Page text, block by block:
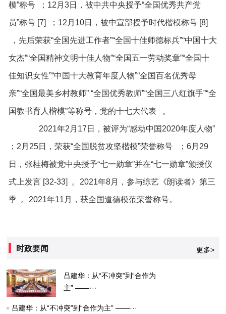
模”称号 ；12月3日，被中共中央授予“全国优秀共产党
员”称号 [7] ；12月10日，被中宣部授予时代楷模称号 [8]
，先后荣获“全国先进工作者”“全国十佳师德标兵”“中国十大
女杰”“全国精神文明十佳人物”“全国五一劳动奖章”“全国十
佳知识女性”“中国十大教育年度人物”“全国百名优秀母
亲”“全国最美乡村教师” “全国优秀教师”“全国三八红旗手”“全
国教书育人楷模”等称号，党的十七大代表 。
2021年2月17日，被评为“感动中国2020年度人物”
；2月25日，荣获“全国脱贫攻坚楷模”荣誉称号 ；6月29
日，张桂梅被党中央授予“七一勋章”并在“七一勋章”颁授仪
式上发言 [32-33] 。2021年8月，参与综艺《朗读者》第三
季 。2021年11月，获全国道德模范荣誉称号。
时政要闻 更多>
吕建华：从“不冲突”到“合作为
主” ——···
吕建华：从“不冲突”到“合作为主” ——···